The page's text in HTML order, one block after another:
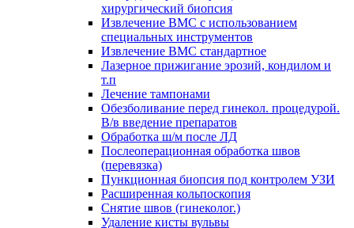
хирургический биопсия
Извлечение ВМС с использованием
специальных инструментов
Извлечение ВМС стандартное
Лазерное прижигание эрозий, кондилом и
т.п
Лечение тампонами
Обезболивание перед гинекол. процедурой.
В/в введение препаратов
Обработка ш/м после ЛД
Послеоперационная обработка швов
(перевязка)
Пункционная биопсия под контролем УЗИ
Расширенная кольпоскопия
Снятие швов (гинеколог.)
Удаление кисты вульвы